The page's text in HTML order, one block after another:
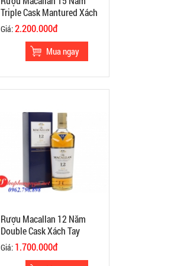
Triple Cask Mantured Xách
Tay
Giá:2.200.000đ
Rượu Macallan 12 Năm
Double Cask Xách Tay
Giá: 1.700.000đ